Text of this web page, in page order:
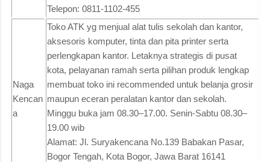
Telepon: 0811-1102-455
Naga
Kencan
a
Toko ATK yg menjual alat tulis sekolah dan kantor,
aksesoris komputer, tinta dan pita printer serta
perlengkapan kantor. Letaknya strategis di pusat
kota, pelayanan ramah serta pilihan produk lengkap
membuat toko ini recommended untuk belanja grosir
maupun eceran peralatan kantor dan sekolah.
Minggu buka jam 08.30–17.00. Senin-Sabtu 08.30–
19.00 wib
Alamat: Jl. Suryakencana No.139 Babakan Pasar,
Bogor Tengah, Kota Bogor, Jawa Barat 16141